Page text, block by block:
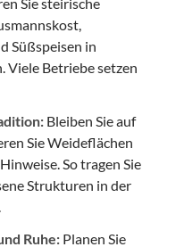
Sie steirische
Süßspeisen in
Viele Betriebe setzen
Bleiben Sie auf
Sie Weideflächen
So tragen Sie
Strukturen in der
Ruhe: Planen Sie